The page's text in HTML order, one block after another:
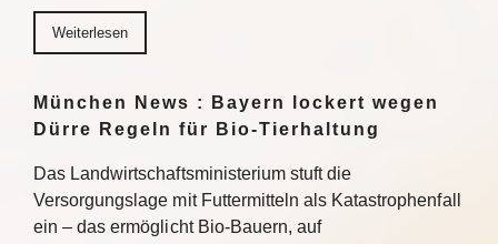
Weiterlesen
München News : Bayern lockert wegen
Dürre Regeln für Bio-Tierhaltung
Das Landwirtschaftsministerium stuft die
Versorgungslage mit Futtermitteln als Katastrophenfall
ein – das ermöglicht Bio-Bauern, auf